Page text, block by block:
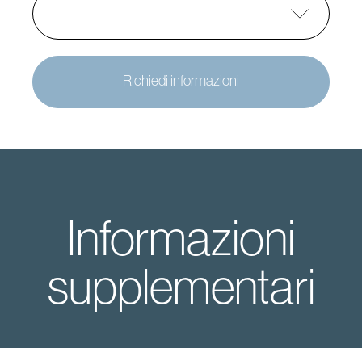
Richiedi informazioni
Informazioni
supplementari